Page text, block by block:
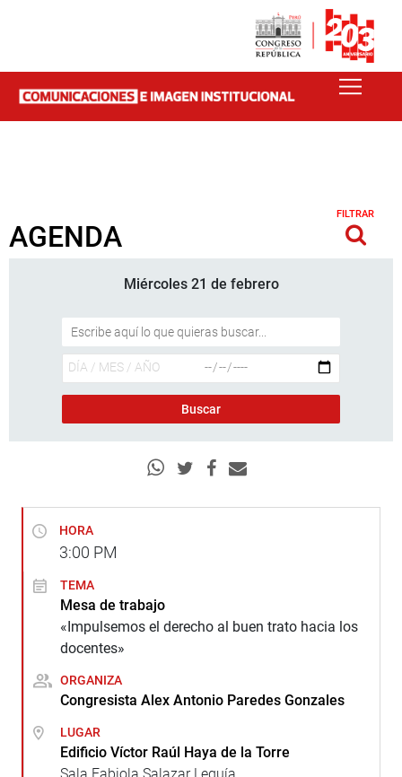
AGENDA
FILTRAR
Miércoles 21 de febrero
HORA
3:00 PM
TEMA
Mesa de trabajo
«Impulsemos el derecho al buen trato hacia los
docentes»
ORGANIZA
Congresista Alex Antonio Paredes Gonzales
LUGAR
Edificio Víctor Raúl Haya de la Torre